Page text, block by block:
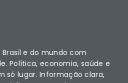
e do mundo com
Política, economia, saúde e
só lugar. Informação clara,